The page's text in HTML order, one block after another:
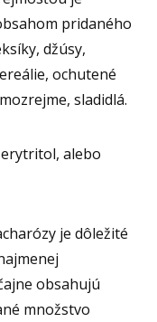
pridaného
džúsy,
ochutené
sladidlá.
alebo
je dôležité
obsahujú
množstvo